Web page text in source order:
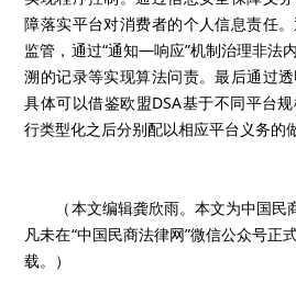
障落实平台对消费者的个人信息责任
监管，通过“通知—响应”机制治理非法
溯的记录等实现算法问责。最后通过透
具体可以借鉴欧盟DSA基于不同平台
行类型化之后分别配以相应平台义务的
（本文编辑龚欣雨。本文为中国民商
凡未在“中国民商法律网”微信公众号正
载。）